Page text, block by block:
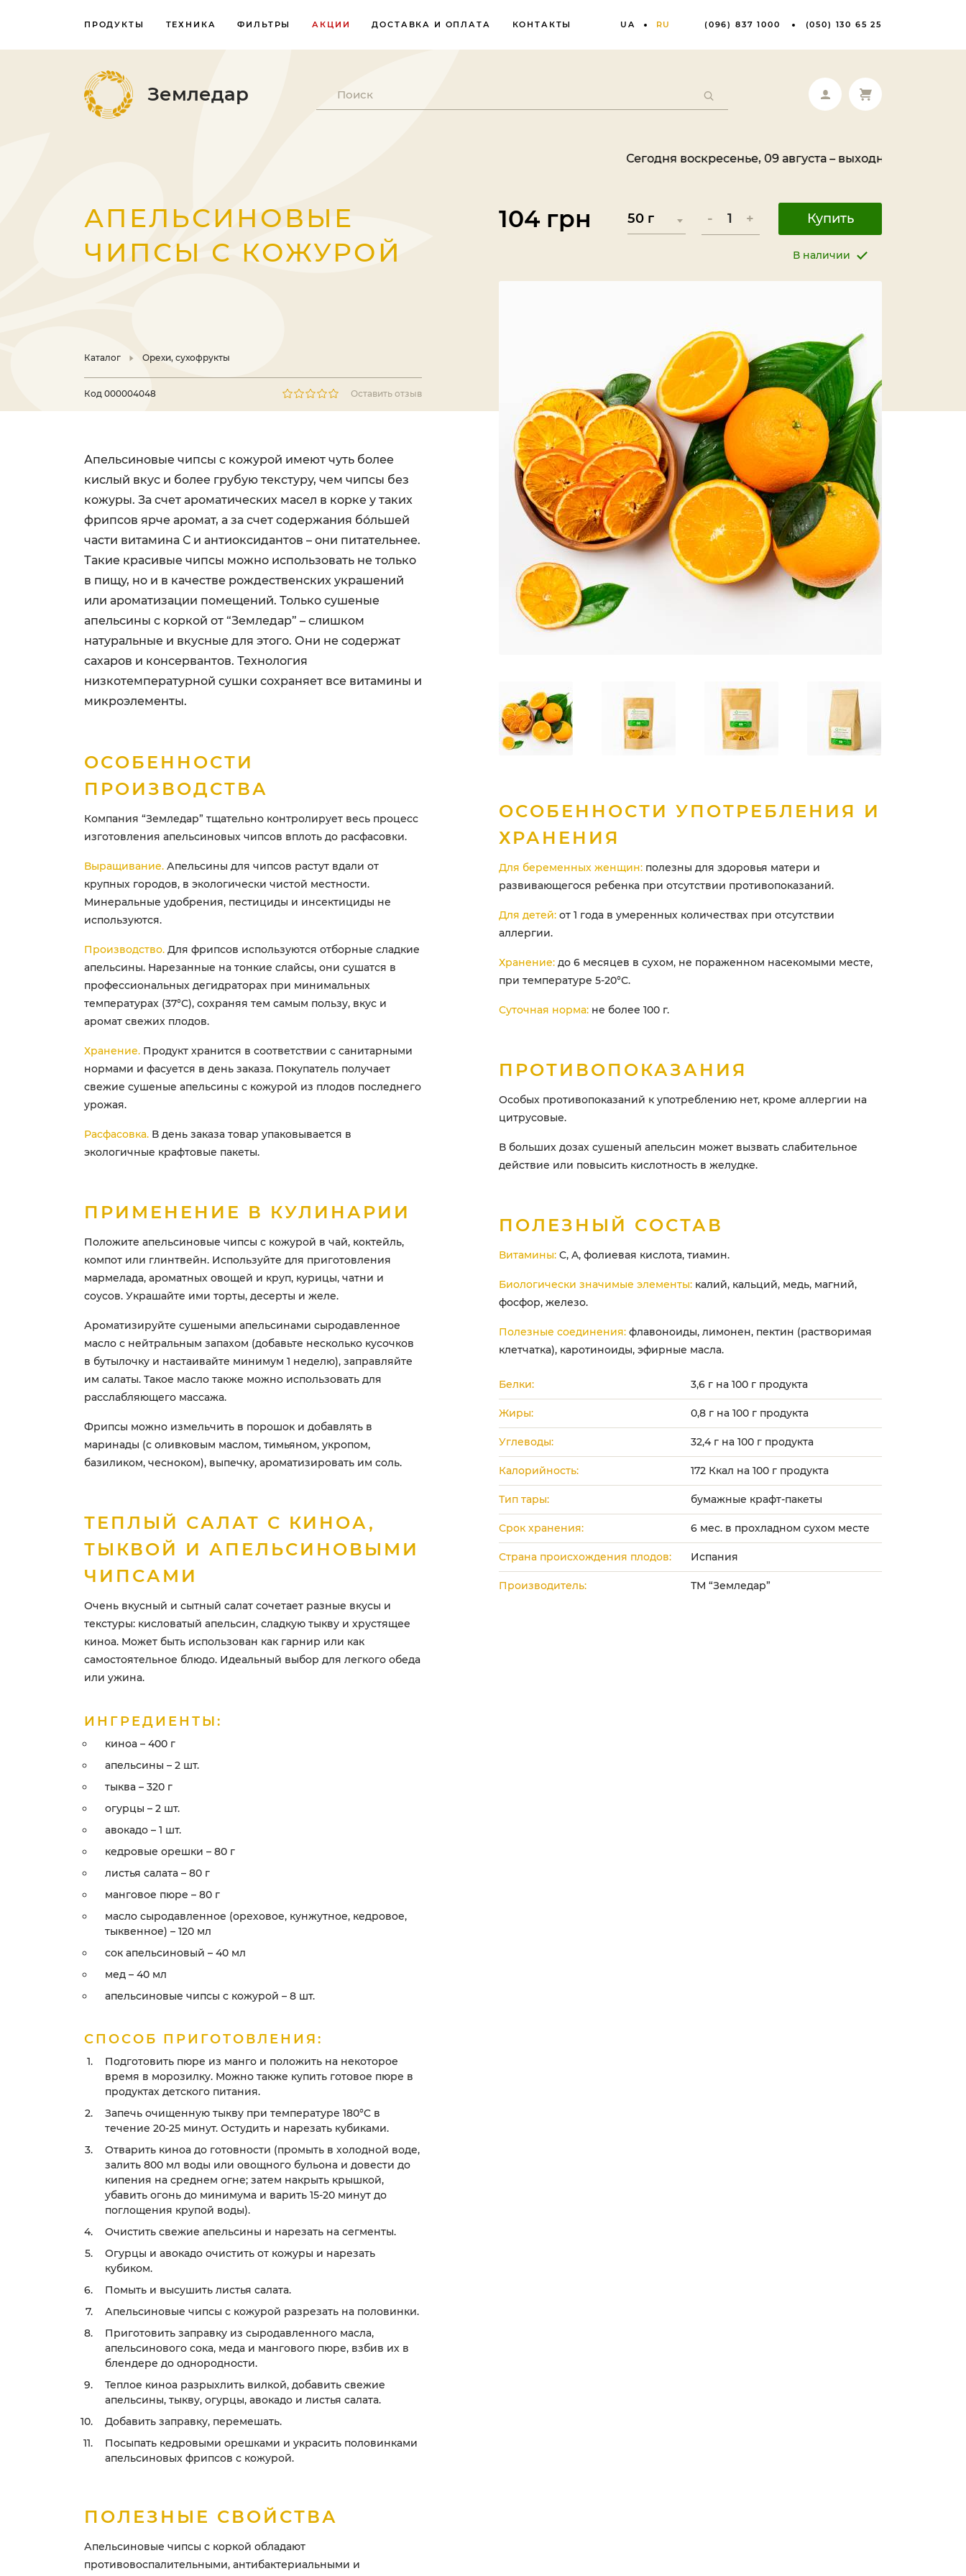
ПРОДУКТЫ ТЕХНИКА ФИЛЬТРЫ АКЦИИ ДОСТАВКА И ОПЛАТА КОНТАКТЫ UA RU (096) 837 1000 (050) 130 65 25
Земледар
Сегодня воскресенье, 09 августа – выходной день. Ваш заказ
АПЕЛЬСИНОВЫЕ
ЧИПСЫ С КОЖУРОЙ
Каталог Орехи, сухофрукты
Код 000004048 Оставить отзыв
Апельсиновые чипсы с кожурой имеют чуть более
кислый вкус и более грубую текстуру, чем чипсы без
кожуры. За счет ароматических масел в корке у таких
фрипсов ярче аромат, а за счет содержания бóльшей
части витамина С и антиоксидантов – они питательнее.
Такие красивые чипсы можно использовать не только
в пищу, но и в качестве рождественских украшений
или ароматизации помещений. Только сушеные
апельсины с коркой от “Земледар” – слишком
натуральные и вкусные для этого. Они не содержат
сахаров и консервантов. Технология
низкотемпературной сушки сохраняет все витамины и
микроэлементы.
ОСОБЕННОСТИ
ПРОИЗВОДСТВА
Компания “Земледар” тщательно контролирует весь процесс
изготовления апельсиновых чипсов вплоть до расфасовки.
Выращивание. Апельсины для чипсов растут вдали от
крупных городов, в экологически чистой местности.
Минеральные удобрения, пестициды и инсектициды не
используются.
Производство. Для фрипсов используются отборные сладкие
апельсины. Нарезанные на тонкие слайсы, они сушатся в
профессиональных дегидраторах при минимальных
температурах (37°C), сохраняя тем самым пользу, вкус и
аромат свежих плодов.
Хранение. Продукт хранится в соответствии с санитарными
нормами и фасуется в день заказа. Покупатель получает
свежие сушеные апельсины с кожурой из плодов последнего
урожая.
Расфасовка. В день заказа товар упаковывается в
экологичные крафтовые пакеты.
ПРИМЕНЕНИЕ В КУЛИНАРИИ
Положите апельсиновые чипсы с кожурой в чай, коктейль,
компот или глинтвейн. Используйте для приготовления
мармелада, ароматных овощей и круп, курицы, чатни и
соусов. Украшайте ими торты, десерты и желе.
Ароматизируйте сушеными апельсинами сыродавленное
масло с нейтральным запахом (добавьте несколько кусочков
в бутылочку и настаивайте минимум 1 неделю), заправляйте
им салаты. Такое масло также можно использовать для
расслабляющего массажа.
Фрипсы можно измельчить в порошок и добавлять в
маринады (с оливковым маслом, тимьяном, укропом,
базиликом, чесноком), выпечку, ароматизировать им соль.
ТЕПЛЫЙ САЛАТ С КИНОА,
ТЫКВОЙ И АПЕЛЬСИНОВЫМИ
ЧИПСАМИ
Очень вкусный и сытный салат сочетает разные вкусы и
текстуры: кисловатый апельсин, сладкую тыкву и хрустящее
киноа. Может быть использован как гарнир или как
самостоятельное блюдо. Идеальный выбор для легкого обеда
или ужина.
ИНГРЕДИЕНТЫ:
киноа – 400 г
апельсины – 2 шт.
тыква – 320 г
огурцы – 2 шт.
авокадо – 1 шт.
кедровые орешки – 80 г
листья салата – 80 г
манговое пюре – 80 г
масло сыродавленное (ореховое, кунжутное, кедровое,
тыквенное) – 120 мл
сок апельсиновый – 40 мл
мед – 40 мл
апельсиновые чипсы с кожурой – 8 шт.
СПОСОБ ПРИГОТОВЛЕНИЯ:
Подготовить пюре из манго и положить на некоторое
время в морозилку. Можно также купить готовое пюре в
продуктах детского питания.
Запечь очищенную тыкву при температуре 180°C в
течение 20-25 минут. Остудить и нарезать кубиками.
Отварить киноа до готовности (промыть в холодной воде,
залить 800 мл воды или овощного бульона и довести до
кипения на среднем огне; затем накрыть крышкой,
убавить огонь до минимума и варить 15-20 минут до
поглощения крупой воды).
Очистить свежие апельсины и нарезать на сегменты.
Огурцы и авокадо очистить от кожуры и нарезать
кубиком.
Помыть и высушить листья салата.
Апельсиновые чипсы с кожурой разрезать на половинки.
Приготовить заправку из сыродавленного масла,
апельсинового сока, меда и мангового пюре, взбив их в
блендере до однородности.
Теплое киноа разрыхлить вилкой, добавить свежие
апельсины, тыкву, огурцы, авокадо и листья салата.
Добавить заправку, перемешать.
Посыпать кедровыми орешками и украсить половинками
апельсиновых фрипсов с кожурой.
ПОЛЕЗНЫЕ СВОЙСТВА
Апельсиновые чипсы с коркой обладают
противовоспалительными, антибактериальными и
104 грн - + Купить
В наличии
ОСОБЕННОСТИ УПОТРЕБЛЕНИЯ И
ХРАНЕНИЯ
Для беременных женщин: полезны для здоровья матери и
развивающегося ребенка при отсутствии противопоказаний.
Для детей: от 1 года в умеренных количествах при отсутствии
аллергии.
Хранение: до 6 месяцев в сухом, не пораженном насекомыми месте,
при температуре 5-20°С.
Суточная норма: не более 100 г.
ПРОТИВОПОКАЗАНИЯ
Особых противопоказаний к употреблению нет, кроме аллергии на
цитрусовые.
В больших дозах сушеный апельсин может вызвать слабительное
действие или повысить кислотность в желудке.
ПОЛЕЗНЫЙ СОСТАВ
Витамины: C, A, фолиевая кислота, тиамин.
Биологически значимые элементы: калий, кальций, медь, магний,
фосфор, железо.
Полезные соединения: флавоноиды, лимонен, пектин (растворимая
клетчатка), каротиноиды, эфирные масла.
Белки: 3,6 г на 100 г продукта
Жиры: 0,8 г на 100 г продукта
Углеводы: 32,4 г на 100 г продукта
Калорийность: 172 Ккал на 100 г продукта
Тип тары: бумажные крафт-пакеты
Срок хранения: 6 мес. в прохладном сухом месте
Страна происхождения плодов: Испания
Производитель: ТМ “Земледар”